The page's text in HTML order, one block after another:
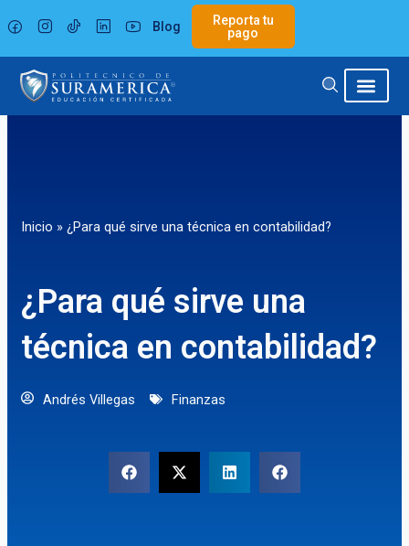
al
contenido
Blog
Reporta tu
pago
Inicio » ¿Para qué sirve una técnica en contabilidad?
¿Para qué sirve una
técnica en contabilidad?
Andrés Villegas Finanzas